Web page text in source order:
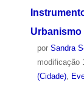
Urbanismo
por Sandra
modificação
(Cidade),